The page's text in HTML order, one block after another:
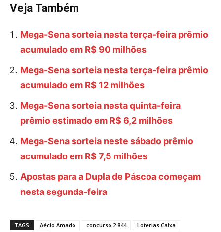
Veja Também
Mega-Sena sorteia nesta terça-feira prêmio
acumulado em R$ 90 milhões
Mega-Sena sorteia nesta terça-feira prêmio
acumulado em R$ 12 milhões
Mega-Sena sorteia nesta quinta-feira
prêmio estimado em R$ 6,2 milhões
Mega-Sena sorteia neste sábado prêmio
acumulado em R$ 7,5 milhões
Apostas para a Dupla de Páscoa começam
nesta segunda-feira
TAGS Aécio Amado concurso 2.844
Loterias Caixa